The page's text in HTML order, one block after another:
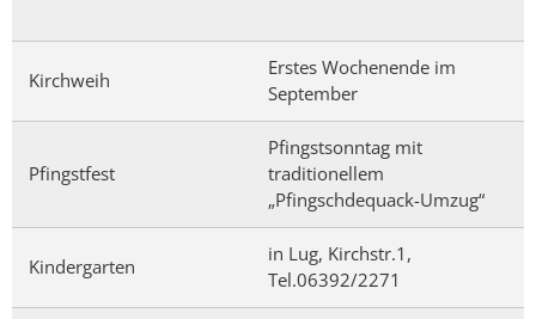
Kirchweih
Erstes Wochenende im
September
Pfingstfest
Pfingstsonntag mit
traditionellem
„Pfingschdequack-Umzug“
Kindergarten
in Lug, Kirchstr.1,
Tel.06392/2271